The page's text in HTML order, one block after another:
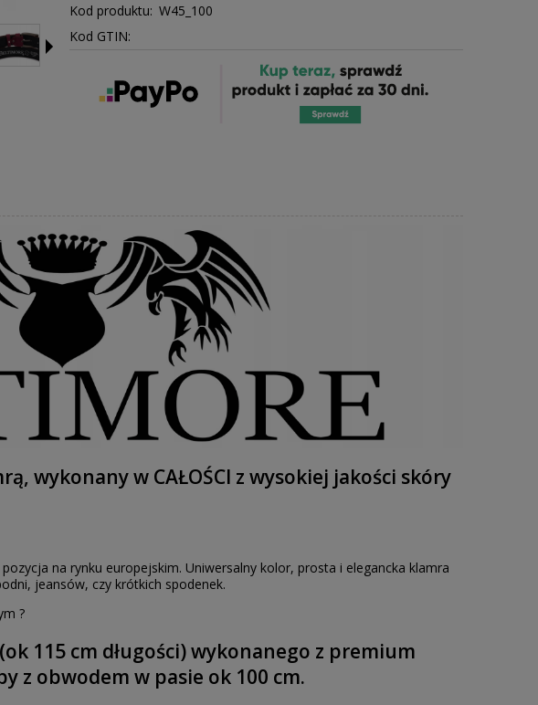
Kod produktu: W45_100
Kod GTIN:
wykonany w CAŁOŚCI z wysokiej jakości skóry
na rynku europejskim. Uniwersalny kolor, prosta i elegancka klamra
jeansów, czy krótkich spodenek.
?
115 cm długości) wykonanego z premium
z obwodem w pasie ok 100 cm.